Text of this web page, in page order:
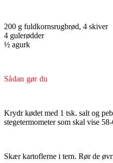
200 g fuldkornsrugbrød, 4 skiver
4 gulerødder
½ agurk
Sådan gør du
Krydr kødet med 1 tsk. salt og
stegetermometer som skal vise
Skær kartoflerne i tern. Rør de